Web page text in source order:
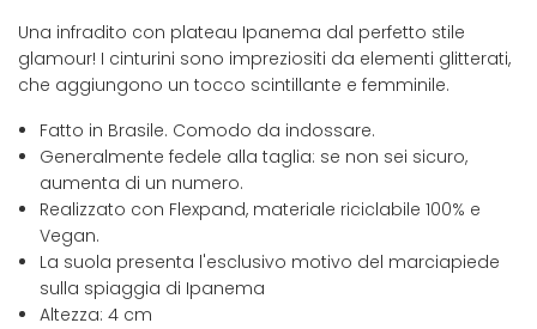
Una infradito con plateau Ipanema dal perfetto stile
glamour! I cinturini sono impreziositi da elementi glitterati,
che aggiungono un tocco scintillante e femminile.
Fatto in Brasile. Comodo da indossare.
Generalmente fedele alla taglia: se non sei sicuro,
aumenta di un numero.
Realizzato con Flexpand, materiale riciclabile 100% e
Vegan.
La suola presenta l'esclusivo motivo del marciapiede
sulla spiaggia di Ipanema
Altezza: 4 cm